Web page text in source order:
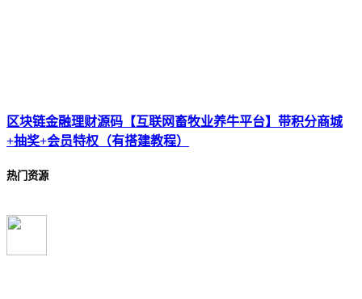
区块链金融理财源码【互联网畜牧业养牛平台】带积分商城
+抽奖+会员特权（有搭建教程）
热门资源